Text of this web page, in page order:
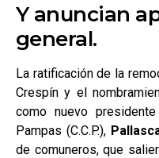
Y anuncian
general.
La ratificación de la
Crespín y el
como nuevo
Pampas (C.C.P.),
de comuneros, que